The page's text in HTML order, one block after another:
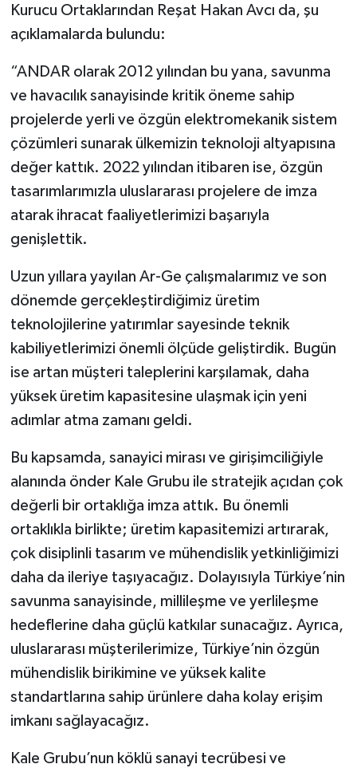
Kurucu Ortaklarından Reşat Hakan Avcı da, şu
açıklamalarda bulundu:
“ANDAR olarak 2012 yılından bu yana, savunma
ve havacılık sanayisinde kritik öneme sahip
projelerde yerli ve özgün elektromekanik sistem
çözümleri sunarak ülkemizin teknoloji altyapısına
değer kattık. 2022 yılından itibaren ise, özgün
tasarımlarımızla uluslararası projelere de imza
atarak ihracat faaliyetlerimizi başarıyla
genişlettik.
Uzun yıllara yayılan Ar-Ge çalışmalarımız ve son
dönemde gerçekleştirdiğimiz üretim
teknolojilerine yatırımlar sayesinde teknik
kabiliyetlerimizi önemli ölçüde geliştirdik. Bugün
ise artan müşteri taleplerini karşılamak, daha
yüksek üretim kapasitesine ulaşmak için yeni
adımlar atma zamanı geldi.
Bu kapsamda, sanayici mirası ve girişimciliğiyle
alanında önder Kale Grubu ile stratejik açıdan çok
değerli bir ortaklığa imza attık. Bu önemli
ortaklıkla birlikte; üretim kapasitemizi artırarak,
çok disiplinli tasarım ve mühendislik yetkinliğimizi
daha da ileriye taşıyacağız. Dolayısıyla Türkiye’nin
savunma sanayisinde, millileşme ve yerlileşme
hedeflerine daha güçlü katkılar sunacağız. Ayrıca,
uluslararası müşterilerimize, Türkiye’nin özgün
mühendislik birikimine ve yüksek kalite
standartlarına sahip ürünlere daha kolay erişim
imkanı sağlayacağız.
Kale Grubu’nun köklü sanayi tecrübesi ve